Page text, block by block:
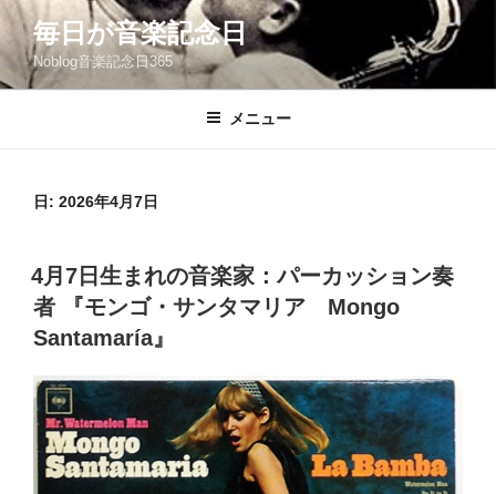
コ
テ
ン
毎日が音楽記念日
Noblog音楽記念日365
メニュー
日: 2026年4月7日
投
稿
日:
4月7日生まれの音楽家：パーカッション奏
者 『モンゴ・サンタマリア Mongo
Santamaría』